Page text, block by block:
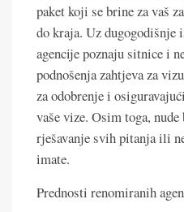
paket koji se brine za vaš
do kraja. Uz dugogodišnje
agencije poznaju sitnice i
podnošenja zahtjeva za
za odobrenje i
vaše vize. Osim toga,
rješavanje svih pitanja ili
imate.
Prednosti renomiranih